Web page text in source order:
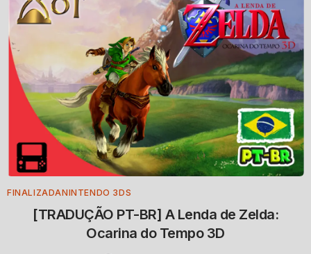
FINALIZADANINTENDO 3DS
[TRADUÇÃO PT-BR] A Lenda de Zelda:
Ocarina do Tempo 3D